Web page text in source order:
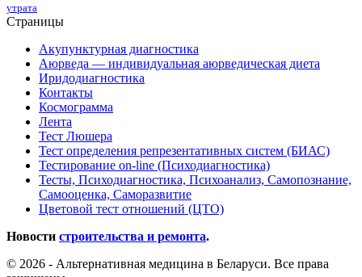
утрата
Страницы
Акупунктурная диагностика
Аюрведа — индивидуальная аюрведическая диета
Иридодиагностика
Контакты
Космограмма
Лента
Тест Люшера
Тест определения репрезентативных систем (БИАС)
Тестирование on-line (Психодиагностика)
Тесты, Психодиагностика, Психоанализ, Самопознание,
Самооценка, Саморазвитие
Цветовой тест отношений (ЦТО)
Новости строительства и ремонта.
© 2026 - Альтернативная медицина в Беларуси. Все права